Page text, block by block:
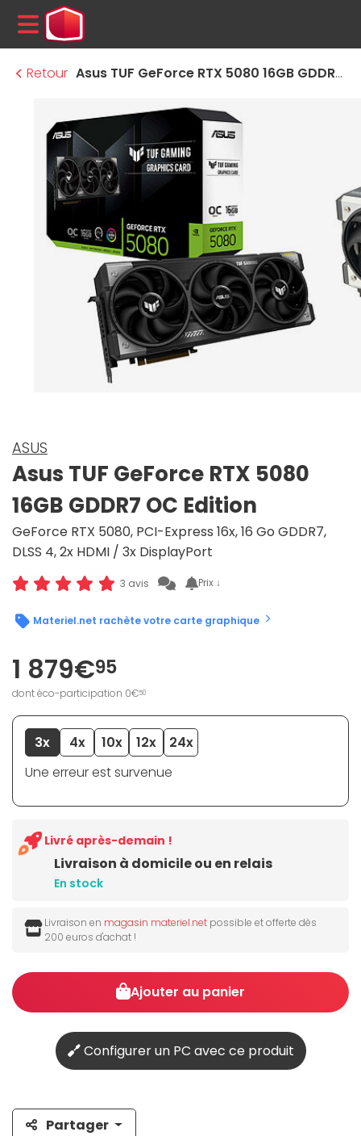
MENU
Retour
Asus TUF GeForce RTX 5080 16GB GDDR7 OC Edition
ASUS
Asus TUF GeForce RTX 5080
16GB GDDR7 OC Edition
GeForce RTX 5080, PCI-Express 16x, 16 Go GDDR7,
DLSS 4, 2x HDMI / 3x DisplayPort
3 avis Prix ↓
Materiel.net rachète votre carte graphique
1 879€95
dont éco-participation 0€50
3x 4x 10x 12x
24x
Une erreur est survenue
Livraison à domicile ou en relais
En stock
Livré après-demain !
Livraison en magasin materiel.net possible et offerte dès
200 euros d'achat !
Ajouter au panier
Configurer un PC avec ce produit
Partager